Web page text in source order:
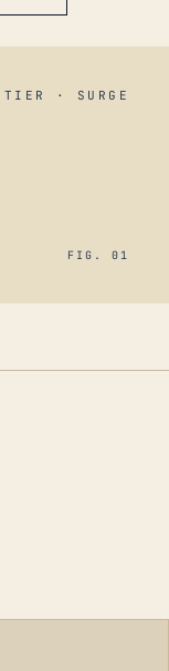
TIER · SURGE
FIG. 01